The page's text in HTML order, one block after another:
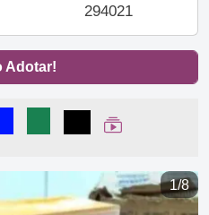
294021
Adotar!
Compartilhar no Facebook
Compartilhar no
Compartilhar
Ver Web Story
1/8